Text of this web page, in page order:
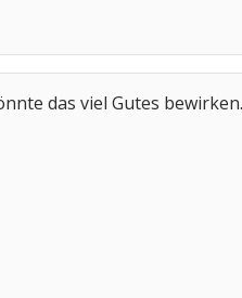
das viel Gutes bewirken.